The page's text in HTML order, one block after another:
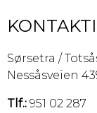
Sørsetra /
Nessåsveien
Tlf.: 951 02 287